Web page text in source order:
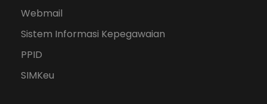
Webmail
Sistem Informasi Kepegawaian
PPID
SIMKeu